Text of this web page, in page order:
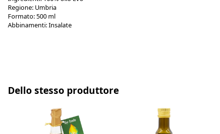
Regione: Umbria
Formato:500 ml
Abbinamenti:Insalate
Dello stesso produttore